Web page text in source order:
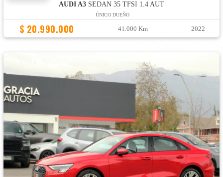
AUDI A3SEDAN 35 TFSI 1.4 AUT
ÚNICO DUEÑO
$ 20.990.000 41.000 Km 2022